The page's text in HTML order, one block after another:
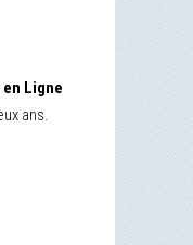
Ligne
ans.